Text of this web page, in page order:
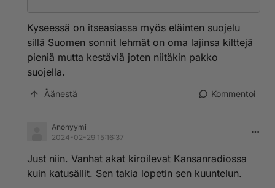
Kyseessä on itseasiassa myös eläinten suojelu
sillä Suomen sonnit lehmät on oma lajinsa kilttejä
pieniä mutta kestäviä joten niitäkin pakko
suojella.
Äänestä Kommentoi
Anonyymi
2024-02-29 15:16:37
Just niin. Vanhat akat kiroilevat Kansanradiossa
kuin katusällit. Sen takia lopetin sen kuuntelun.